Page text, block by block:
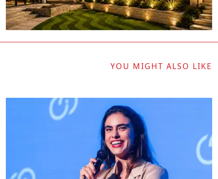
YOU MIGHT ALSO LIKE